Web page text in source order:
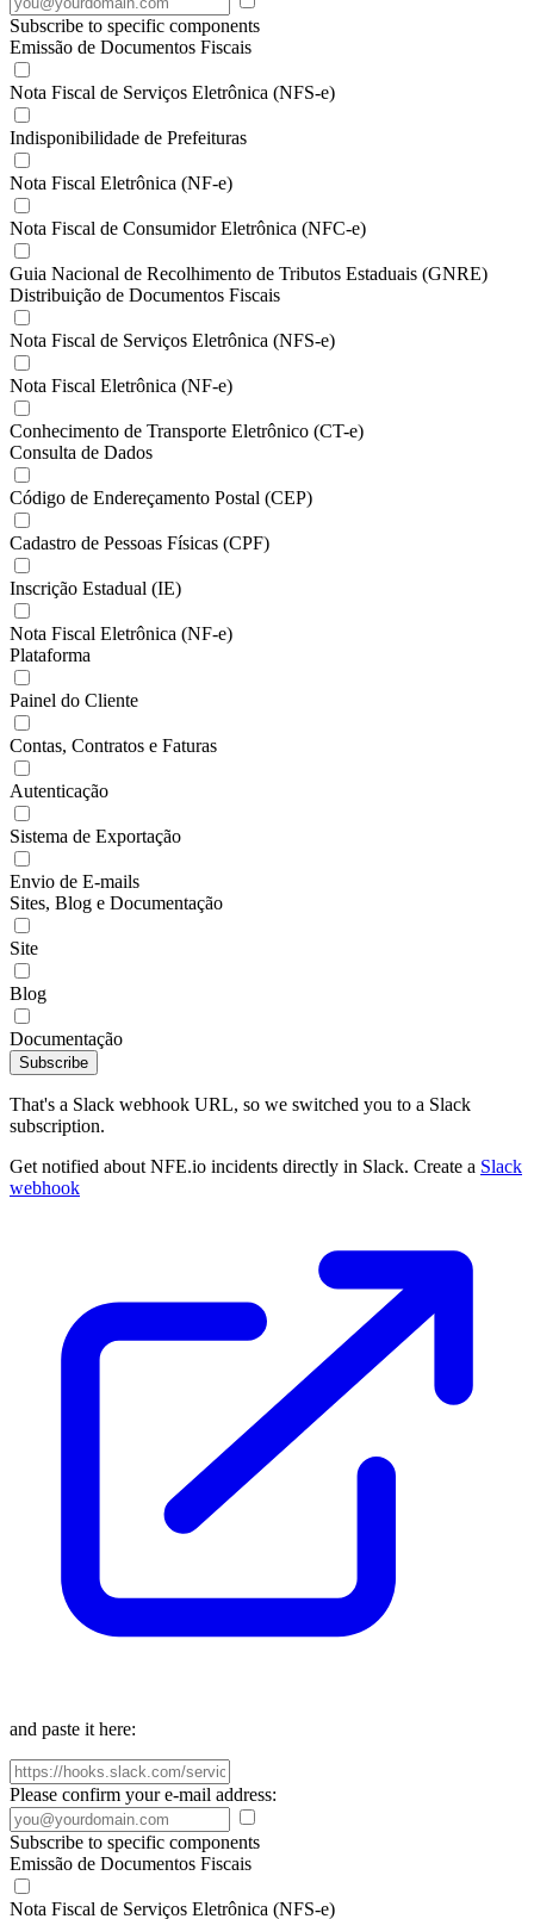
Subscribe to specific components
Emissão de Documentos Fiscais
Nota Fiscal de Serviços Eletrônica (NFS-e)
Indisponibilidade de Prefeituras
Nota Fiscal Eletrônica (NF-e)
Nota Fiscal de Consumidor Eletrônica (NFC-e)
Guia Nacional de Recolhimento de Tributos Estaduais (GNRE)
Distribuição de Documentos Fiscais
Nota Fiscal de Serviços Eletrônica (NFS-e)
Nota Fiscal Eletrônica (NF-e)
Conhecimento de Transporte Eletrônico (CT-e)
Consulta de Dados
Código de Endereçamento Postal (CEP)
Cadastro de Pessoas Físicas (CPF)
Inscrição Estadual (IE)
Nota Fiscal Eletrônica (NF-e)
Plataforma
Painel do Cliente
Contas, Contratos e Faturas
Autenticação
Sistema de Exportação
Envio de E-mails
Sites, Blog e Documentação
Site
Blog
Documentação
Subscribe
That's a Slack webhook URL, so we switched you to a Slack
subscription.
Get notified about NFE.io incidents directly in Slack. Create a Slack
webhook
and paste it here:
Please confirm your e-mail address:
Subscribe to specific components
Emissão de Documentos Fiscais
Nota Fiscal de Serviços Eletrônica (NFS-e)